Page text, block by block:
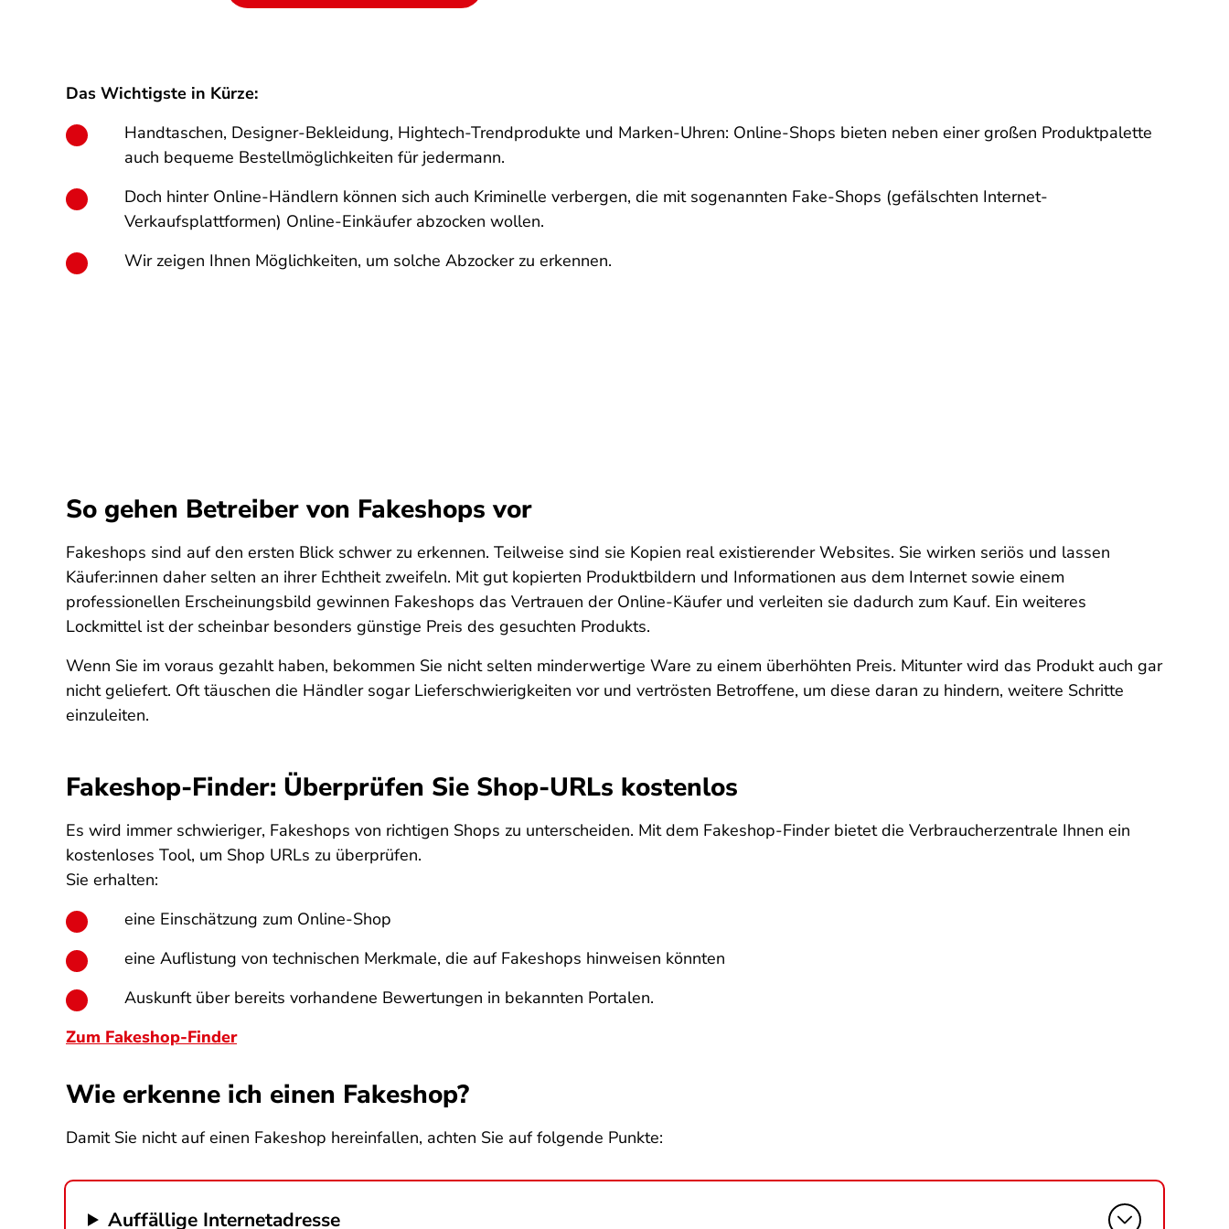
Das Wichtigste in Kürze:
Handtaschen, Designer-Bekleidung, Hightech-Trendprodukte und Marken-Uhren: Online-Shops bieten neben einer großen Produktpalette
auch bequeme Bestellmöglichkeiten für jedermann.
Doch hinter Online-Händlern können sich auch Kriminelle verbergen, die mit sogenannten Fake-Shops (gefälschten Internet-
Verkaufsplattformen) Online-Einkäufer abzocken wollen.
Wir zeigen Ihnen Möglichkeiten, um solche Abzocker zu erkennen.
So gehen Betreiber von Fakeshops vor
Fakeshops sind auf den ersten Blick schwer zu erkennen. Teilweise sind sie Kopien real existierender Websites. Sie wirken seriös und lassen
Käufer:innen daher selten an ihrer Echtheit zweifeln. Mit gut kopierten Produktbildern und Informationen aus dem Internet sowie einem
professionellen Erscheinungsbild gewinnen Fakeshops das Vertrauen der Online-Käufer und verleiten sie dadurch zum Kauf. Ein weiteres
Lockmittel ist der scheinbar besonders günstige Preis des gesuchten Produkts.
Wenn Sie im voraus gezahlt haben, bekommen Sie nicht selten minderwertige Ware zu einem überhöhten Preis. Mitunter wird das Produkt auch gar
nicht geliefert. Oft täuschen die Händler sogar Lieferschwierigkeiten vor und vertrösten Betroffene, um diese daran zu hindern, weitere Schritte
einzuleiten.
Fakeshop-Finder: Überprüfen Sie Shop-URLs kostenlos
Es wird immer schwieriger, Fakeshops von richtigen Shops zu unterscheiden. Mit dem Fakeshop-Finder bietet die Verbraucherzentrale Ihnen ein
kostenloses Tool, um Shop URLs zu überprüfen.
Sie erhalten:
eine Einschätzung zum Online-Shop
eine Auflistung von technischen Merkmale, die auf Fakeshops hinweisen könnten
Auskunft über bereits vorhandene Bewertungen in bekannten Portalen.
Zum Fakeshop-Finder
Wie erkenne ich einen Fakeshop?
Damit Sie nicht auf einen Fakeshop hereinfallen, achten Sie auf folgende Punkte:
Auffällige Internetadresse